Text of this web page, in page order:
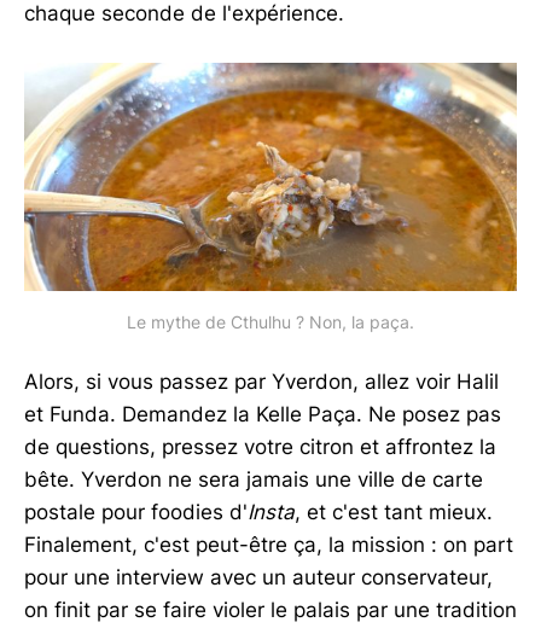
chaque seconde de l'expérience.
Le mythe de Cthulhu ? Non, la paça.
Alors, si vous passez par Yverdon, allez voir Halil
et Funda. Demandez la Kelle Paça. Ne posez pas
de questions, pressez votre citron et affrontez la
bête. Yverdon ne sera jamais une ville de carte
postale pour foodies d'Insta, et c'est tant mieux.
Finalement, c'est peut-être ça, la mission : on part
pour une interview avec un auteur conservateur,
on finit par se faire violer le palais par une tradition